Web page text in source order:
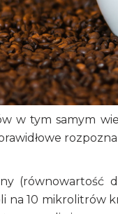
w tym samym
(równowartość
na 10 mikrolitrów